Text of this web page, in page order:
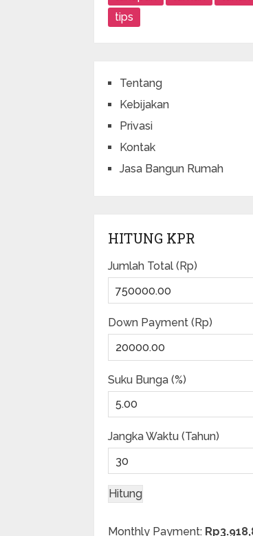
tips
Tentang
Kebijakan
Privasi
Kontak
Jasa Bangun Rumah
HITUNG KPR
Jumlah Total (Rp)
Down Payment (Rp)
Suku Bunga (%)
Jangka Waktu (Tahun)
Monthly Payment: